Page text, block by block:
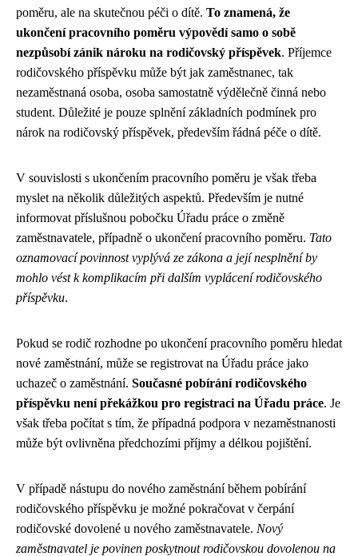
poměru, ale na skutečnou péči o dítě. To znamená, že
ukončení pracovního poměru výpovědí samo o sobě
nezpůsobí zánik nároku na rodičovský příspěvek. Příjemce
rodičovského příspěvku může být jak zaměstnanec, tak
nezaměstnaná osoba, osoba samostatně výdělečně činná nebo
student. Důležité je pouze splnění základních podmínek pro
nárok na rodičovský příspěvek, především řádná péče o dítě.
V souvislosti s ukončením pracovního poměru je však třeba
myslet na několik důležitých aspektů. Především je nutné
informovat příslušnou pobočku Úřadu práce o změně
zaměstnavatele, případně o ukončení pracovního poměru. Tato
oznamovací povinnost vyplývá ze zákona a její nesplnění by
mohlo vést k komplikacím při dalším vyplácení rodičovského
příspěvku.
Pokud se rodič rozhodne po ukončení pracovního poměru hledat
nové zaměstnání, může se registrovat na Úřadu práce jako
uchazeč o zaměstnání. Současné pobírání rodičovského
příspěvku není překážkou pro registraci na Úřadu práce. Je
však třeba počítat s tím, že případná podpora v nezaměstnanosti
může být ovlivněna předchozími příjmy a délkou pojištění.
V případě nástupu do nového zaměstnání během pobírání
rodičovského příspěvku je možné pokračovat v čerpání
rodičovské dovolené u nového zaměstnavatele. Nový
zaměstnavatel je povinen poskytnout rodičovskou dovolenou na